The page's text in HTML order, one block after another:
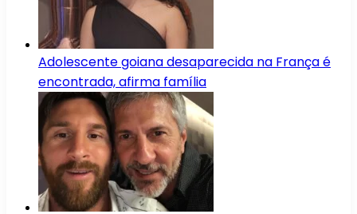
Adolescente goiana desaparecida na França é
encontrada, afirma família